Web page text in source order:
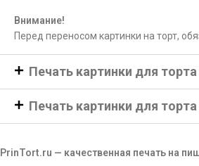
Внимание!
Перед переносом картинки на торт,
Печать картинки для
Печать картинки для
PrinTort.ru — качественная печать на